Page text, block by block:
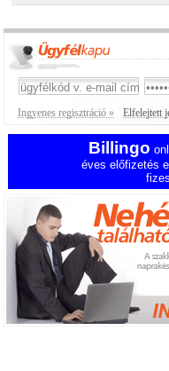
Ingyenes regisztráció » Elfelejtett
Billingo
éves előfizetés